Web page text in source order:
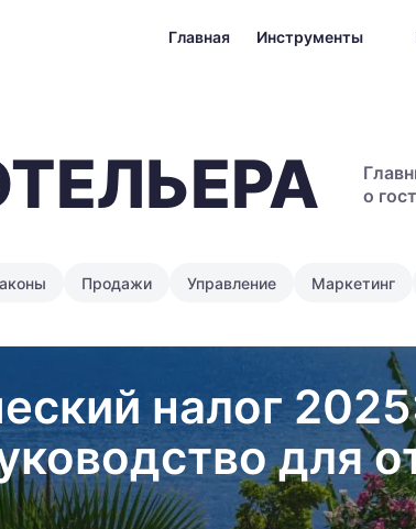
Главная Инструменты
о
Продажи Управление Маркетинг
налог
для